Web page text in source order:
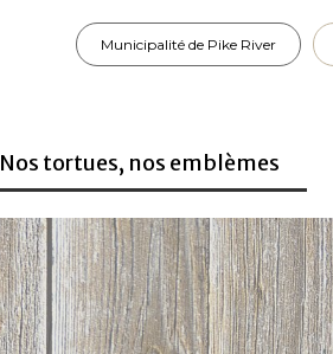
Nos tortues, nos emblèmes
Municipalité de Pike River